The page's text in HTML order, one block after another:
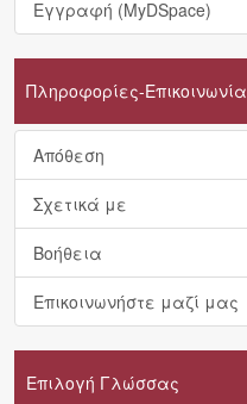
Εγγραφή (MyDSpace)
Πληροφορίες-Επικοινωνία
Απόθεση
Σχετικά με
Βοήθεια
Επικοινωνήστε μαζί μας
Επιλογή Γλώσσας